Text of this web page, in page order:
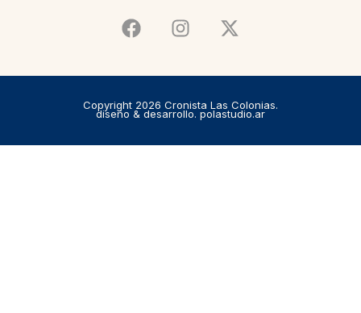
Copyright 2026 Cronista Las Colonias.
diseño & desarrollo. polastudio.ar